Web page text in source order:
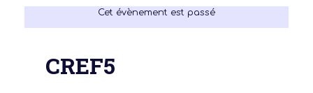
Cet évènement est passé
CREF5